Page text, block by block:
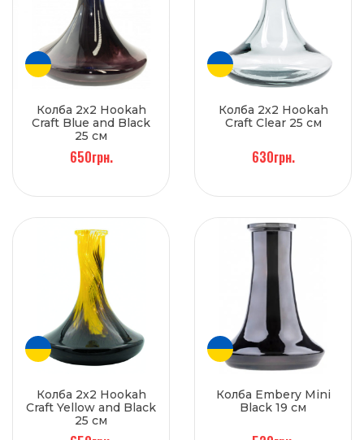
Колба 2х2 Hookah
Craft Blue and Black
25 см
650грн.
Колба 2х2 Hookah
Craft Clear 25 см
630грн.
Колба 2х2 Hookah
Craft Yellow and Black
25 см
Колба Embery Mini
Black 19 см